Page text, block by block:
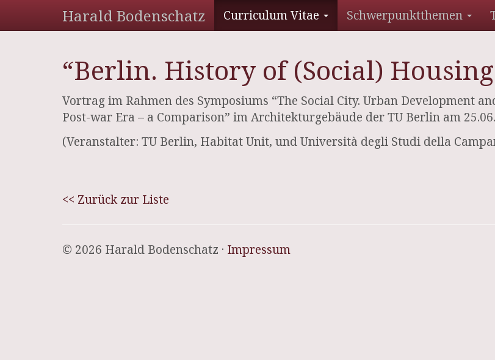
Harald Bodenschatz Curriculum Vitae Schwerpunktthemen
“Berlin. History of (Social)
Vortrag im Rahmen des Symposiums “The Social City. Urban Development
Post-war Era – a Comparison” im Architekturgebäude der TU Berlin am
(Veranstalter: TU Berlin, Habitat Unit, und Università degli Studi della
<< Zurück zur Liste
© 2026 Harald Bodenschatz · Impressum